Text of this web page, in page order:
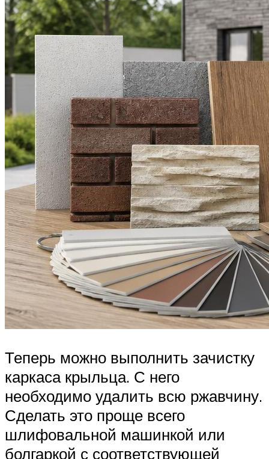
Теперь можно выполнить зачистку
каркаса крыльца. С него
необходимо удалить всю ржавчину.
Сделать это проще всего
шлифовальной машинкой или
болгаркой с соответствующей